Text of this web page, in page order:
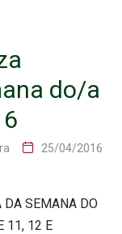
do/a
25/04/2016
DA SEMANA DO
11, 12 E